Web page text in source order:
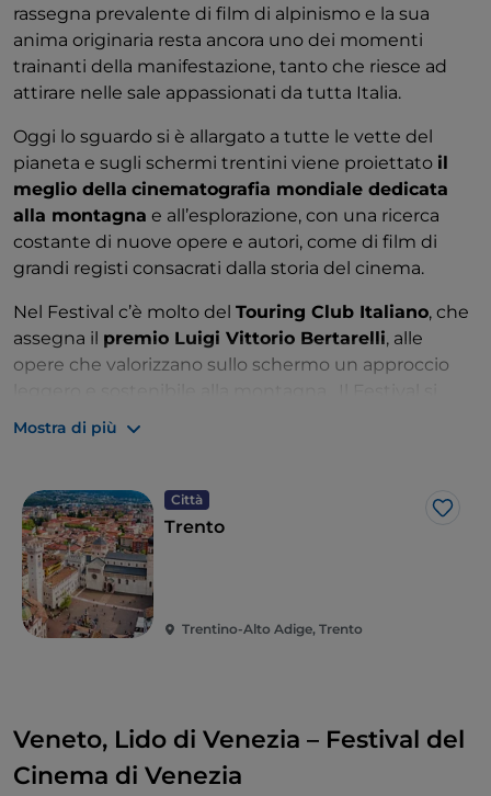
rassegna prevalente di film di alpinismo e la sua
anima originaria resta ancora uno dei momenti
trainanti della manifestazione, tanto che riesce ad
attirare nelle sale appassionati da tutta Italia.
Oggi lo sguardo si è allargato a tutte le vette del
pianeta e sugli schermi trentini viene proiettato il
meglio della cinematografia mondiale dedicata
alla montagna e all’esplorazione, con una ricerca
costante di nuove opere e autori, come di film di
grandi registi consacrati dalla storia del cinema.
Nel Festival c’è molto del Touring Club Italiano, che
assegna il premio Luigi Vittorio Bertarelli, alle
opere che valorizzano sullo schermo un approccio
svolge tra fine aprile e la prima settimana di maggio.
Mostra di più
Città
Like
Trento
Trentino-Alto Adige, Trento
Veneto, Lido di Venezia – Festival del
Cinema di Venezia